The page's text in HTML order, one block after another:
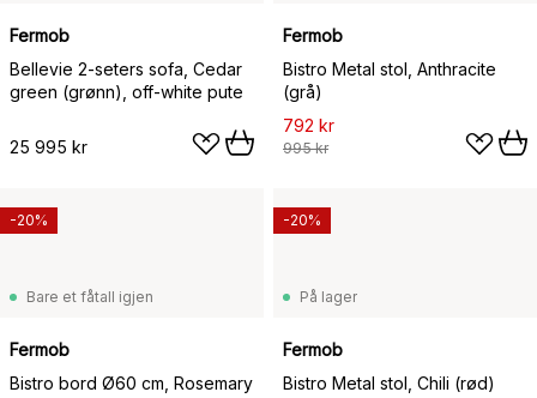
Fermob
Bellevie 2-seters sofa, Cedar
green (grønn), off-white pute
25 995 kr
Fermob
Bistro Metal stol, Anthracite
(grå)
792 kr
995 kr
Bare et fåtall igjen
Fermob
Bistro bord Ø60 cm, Rosemary
-20%
På lager
Fermob
Bistro Metal stol, Chili (rød)
-20%